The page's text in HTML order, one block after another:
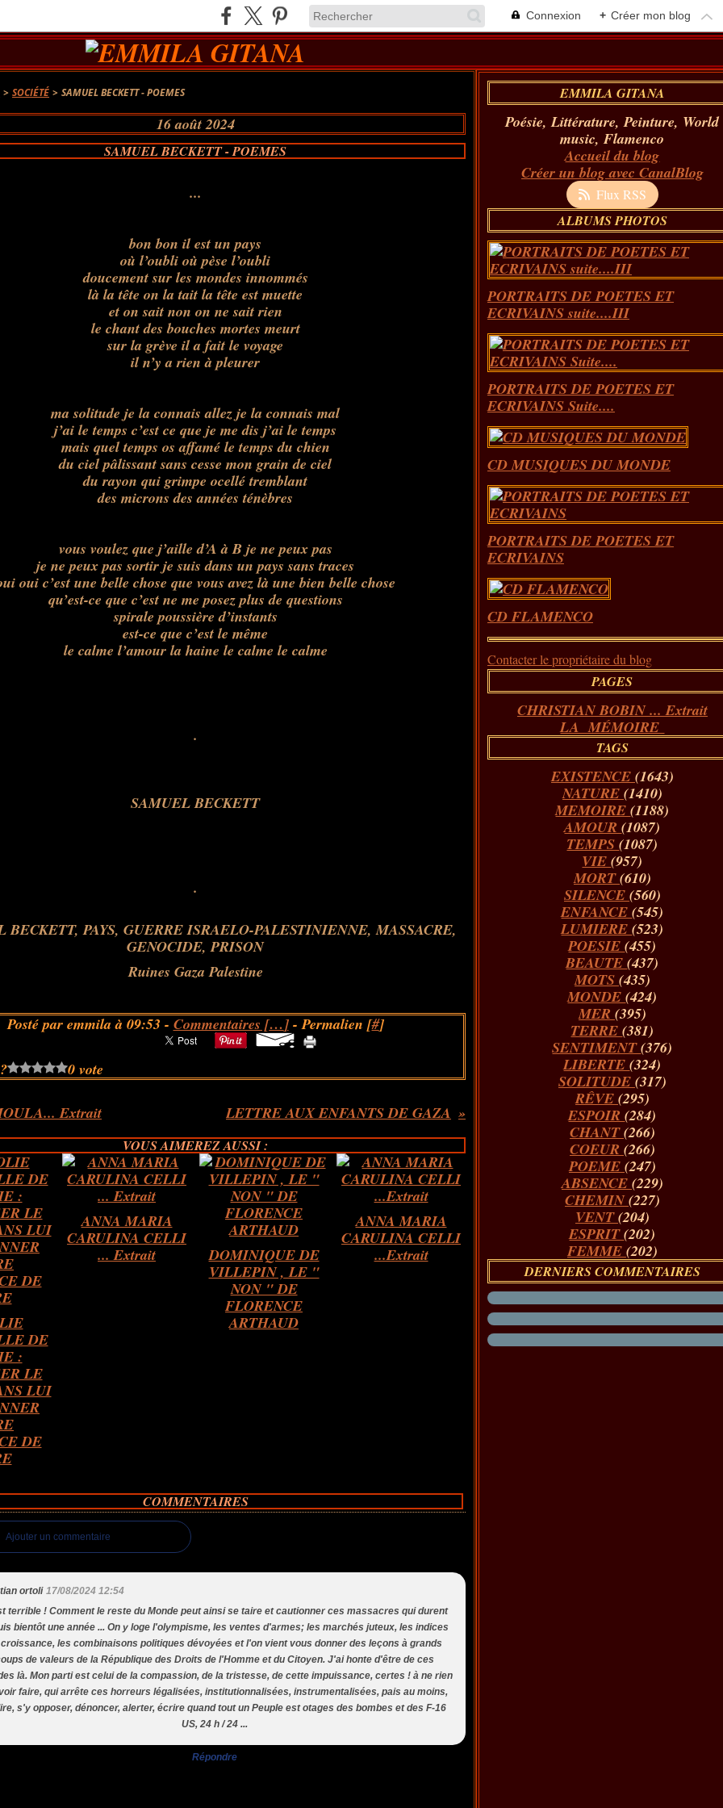
Connexion + Créer mon blog
> SOCIÉTÉ > SAMUEL BECKETT - POEMES
16 août 2024
SAMUEL BECKETT - POEMES
...
bon bon il est un pays
où l’oubli où pèse l’oubli
doucement sur les mondes innommés
là la tête on la tait la tête est muette
et on sait non on ne sait rien
le chant des bouches mortes meurt
sur la grève il a fait le voyage
il n’y a rien à pleurer
ma solitude je la connais allez je la connais mal
j’ai le temps c’est ce que je me dis j’ai le temps
mais quel temps os affamé le temps du chien
du ciel pâlissant sans cesse mon grain de ciel
du rayon qui grimpe ocellé tremblant
des microns des années ténèbres
vous voulez que j’aille d’A à B je ne peux pas
je ne peux pas sortir je suis dans un pays sans traces
oui c’est une belle chose que vous avez là une bien belle chose
qu’est-ce que c’est ne me posez plus de questions
spirale poussière d’instants
est-ce que c’est le même
le calme l’amour la haine le calme le calme
.
SAMUEL BECKETT
.
Ruines Gaza Palestine
Posté par emmila à 09:53 - Commentaires […]- Permalien [#]
0 vote
Extrait LETTRE AUX ENFANTS DE GAZA
VOUS AIMEREZ AUSSI :
DE
:
LE
LUI
DE
ANNA MARIA
CARULINA CELLI
... Extrait
DOMINIQUE DE
VILLEPIN , LE "
NON " DE
FLORENCE
ARTHAUD
ANNA MARIA
CARULINA CELLI
...Extrait
COMMENTAIRES
Ajouter un commentaire
ortoli 17/08/2024 12:54
terrible ! Comment le reste du Monde peut ainsi se taire et cautionner ces massacres qui durent
bientôt une année ... On y loge l'olympisme, les ventes d'armes; les marchés juteux, les indices
les combinaisons politiques dévoyées et l'on vient vous donner des leçons à grands
de valeurs de la République des Droits de l'Homme et du Citoyen. J'ai honte d'être de ces
là. Mon parti est celui de la compassion, de la tristesse, de cette impuissance, certes ! à ne rien
faire, qui arrête ces horreurs légalisées, institutionnalisées, instrumentalisées, pais au moins,
s'y opposer, dénoncer, alerter, écrire quand tout un Peuple est otages des bombes et des F-16
US, 24 h / 24 ...
Répondre
EMMILA GITANA
Poésie, Littérature, Peinture, World
music, Flamenco
Accueil du blog
Créer un blog avec CanalBlog
Flux RSS
ALBUMS PHOTOS
PORTRAITS DE POETES ET
ECRIVAINS suite....III
PORTRAITS DE POETES ET
ECRIVAINS Suite....
CD MUSIQUES DU MONDE
PORTRAITS DE POETES ET
ECRIVAINS
CD FLAMENCO
Contacter le propriétaire du blog
PAGES
CHRISTIAN BOBIN ... Extrait
LA MÉMOIRE
TAGS
EXISTENCE (1643)
NATURE (1410)
MEMOIRE(1188)
AMOUR(1087)
TEMPS(1087)
VIE(957)
MORT(610)
SILENCE (560)
ENFANCE(545)
LUMIERE(523)
POESIE(455)
BEAUTE(437)
MOTS (435)
MONDE(424)
MER (395)
TERRE(381)
SENTIMENT(376)
LIBERTE(324)
SOLITUDE (317)
RÊVE (295)
ESPOIR(284)
CHANT(266)
COEUR (266)
POEME (247)
ABSENCE (229)
CHEMIN(227)
VENT(204)
ESPRIT(202)
FEMME (202)
DERNIERS COMMENTAIRES